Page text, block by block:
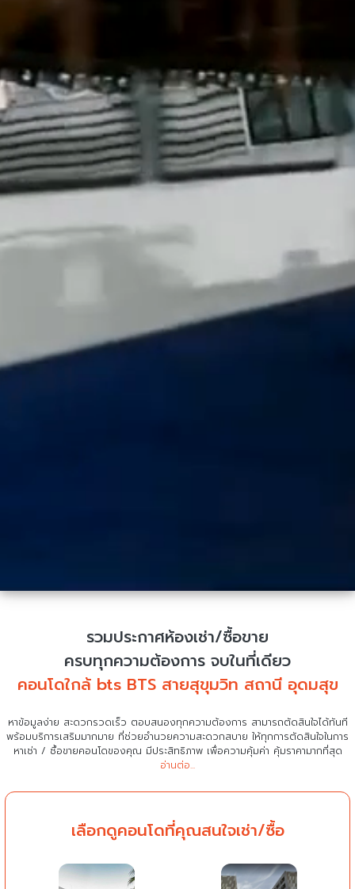
รวมประกาศห้องเช่า/ซื้อขาย
ครบทุกความต้องการ จบในที่เดียว
คอนโดใกล้ bts BTS สายสุขุมวิท สถานี อุดมสุข
หาข้อมูลง่าย สะดวกรวดเร็ว ตอบสนองทุกความต้องการ สามารถตัดสินใจได้ทันที
พร้อมบริการเสริมมากมาย ที่ช่วยอำนวยความสะดวกสบาย ให้ทุกการตัดสินใจในการ
หาเช่า / ซื้อขายคอนโดของคุณ มีประสิทธิภาพ เพื่อความคุ้มค่า คุ้มราคามากที่สุด
อ่านต่อ...
เลือกดูคอนโดที่คุณสนใจเช่า/ซื้อ